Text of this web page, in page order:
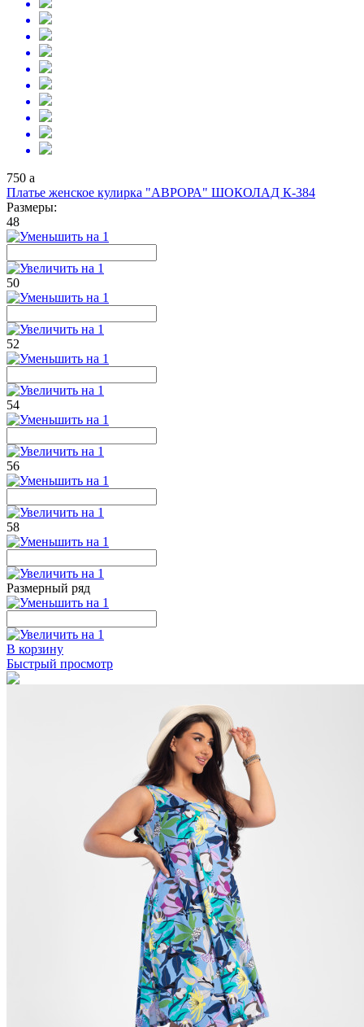
750 a
Платье женское кулирка "АВРОРА" ШОКОЛАД К-384
Размеры:
48
50
52
54
56
58
Размерный ряд
В корзину
Быстрый просмотр